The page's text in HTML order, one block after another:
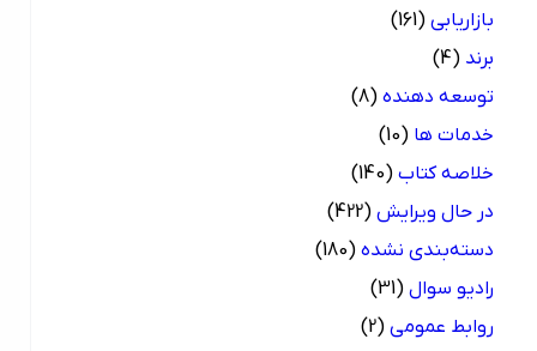
بازاریابی (161)
(4)
توسعه دهنده (8)
خدمات ها (10)
خلاصه کتاب (140)
در حال ویرایش (422)
دسته‌بندی نشده (180)
رادیو سوال (31)
روابط عمومی (2)